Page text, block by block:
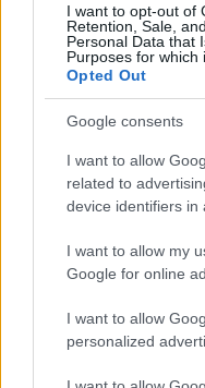
I want to opt-out of
Retention, Sale,
Personal Data that
Purposes for which
Opted Out
Google consents
I want to allow
related to
device identifiers in
I want to allow my
Google for online
I want to allow
personalized